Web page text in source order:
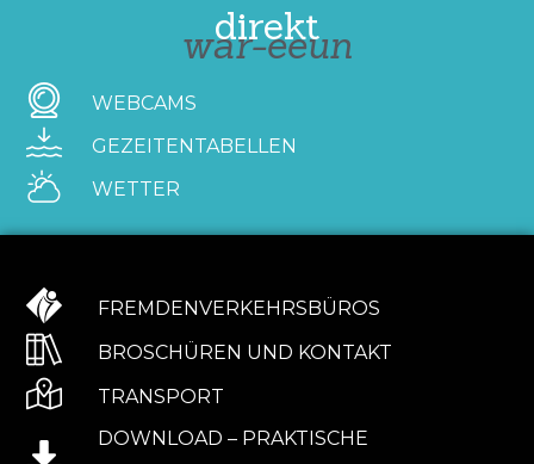
direkt
war-eeun
WEBCAMS
GEZEITENTABELLEN
WETTER
FREMDENVERKEHRSBÜROS
BROSCHÜREN UND KONTAKT
TRANSPORT
DOWNLOAD – PRAKTISCHE